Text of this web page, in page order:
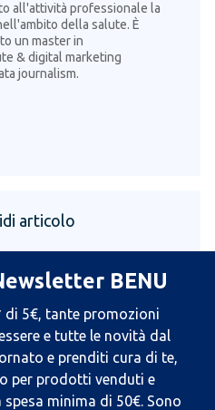
all'attività professionale la
della salute. È
un master in
& digital marketing
journalism.
articolo
BENU
di 5€, tante promozioni
e tutte le novità dal
e prenditi cura di te,
per prodotti venduti e
spesa minima di 50€. Sono